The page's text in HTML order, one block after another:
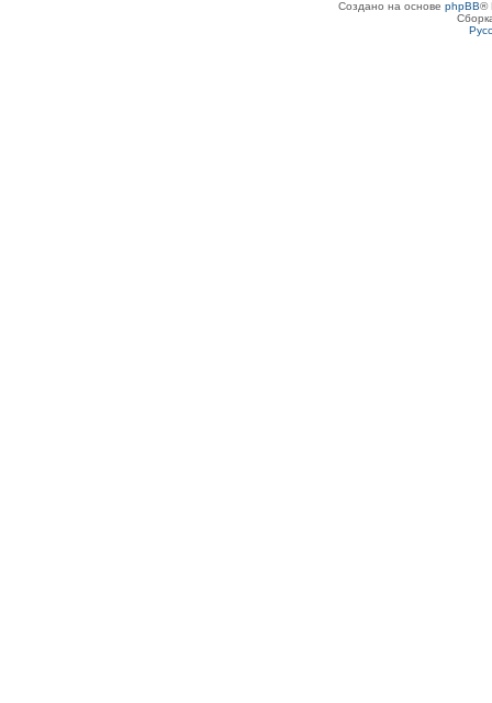
Создано на основе phpBB®